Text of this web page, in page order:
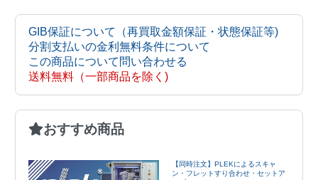
GIB保証について（再買取金額保証・状態保証等)
分割支払いの金利無料条件について
この商品について問い合わせる
送料無料（一部商品を除く)
おすすめ商品
【同時注文】PLEKによるスキャ
ン・フレットすり合わせ・セットア